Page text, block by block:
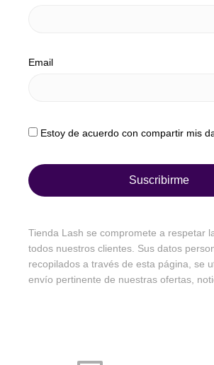
Email
Estoy de acuerdo con compartir mis
Suscribirme
Tienda Lash se compromete a respetar
todos nuestros clientes. Sus datos
recopilados a través de esta página, se
envío pertinente de nuestras ofertas,